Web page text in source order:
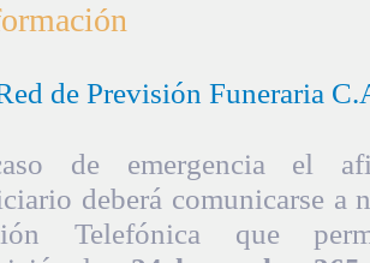
de Previsión Funeraria
de emergencia el
deberá comunicarse a
Telefónica que